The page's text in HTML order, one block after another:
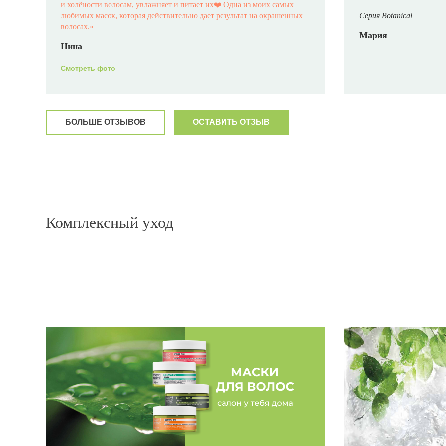
и холёности волосам, увлажняет и питает их❤️ Одна из моих самых
любимых масок, которая действительно дает результат на окрашенных
волосах.»
Нина
Смотреть фото
Серия Botanical
Мария
печально. Настоящая «мочалка». За ночь Волосы просто ожили, на фото
высушены феном без дополнительных ухаживающих средств. Это
«Приятный ванильный аромат. Уже через 5 минут после нанесения
можно заметить как разглаживаются волосы и становятся более
мягкими и шелковистыми. Она хорошо питает длину и при этом совсем
«Хочу поделиться
13/M с аргановым и
Mediter всегда был моим
БОЛЬШЕ ОТЗЫВОВ ОСТАВИТЬ ОТЗЫВ
Комплексный уход